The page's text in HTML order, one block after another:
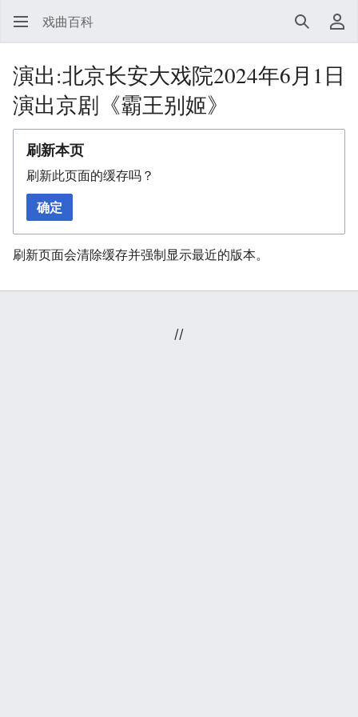
戏曲百科 搜索 用
演出:北京长安大戏院2024年6月1日
演出京剧《霸王别姬》
刷新本页
刷新此页面的缓存吗？
确定
刷新页面会清除缓存并强制显示最近的版本。
//